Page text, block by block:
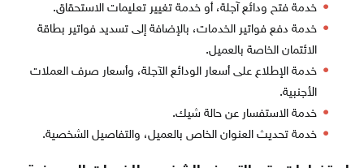
خدمة فتح ودائع آجلة، أو خدمة تغيير تعليمات الاستحقاق.
خدمة دفع فواتير الخدمات، بالإضافة إلى تسديد فواتير بطاقة
الائتمان الخاصة بالعميل.
خدمة الإطلاع على أسعار الودائع الآجلة، وأسعار صرف العملات
الأجنبية.
خدمة الاستفسار عن حالة شيك.
خدمة تحديث العنوان الخاص بالعميل، والتفاصيل الشخصية.